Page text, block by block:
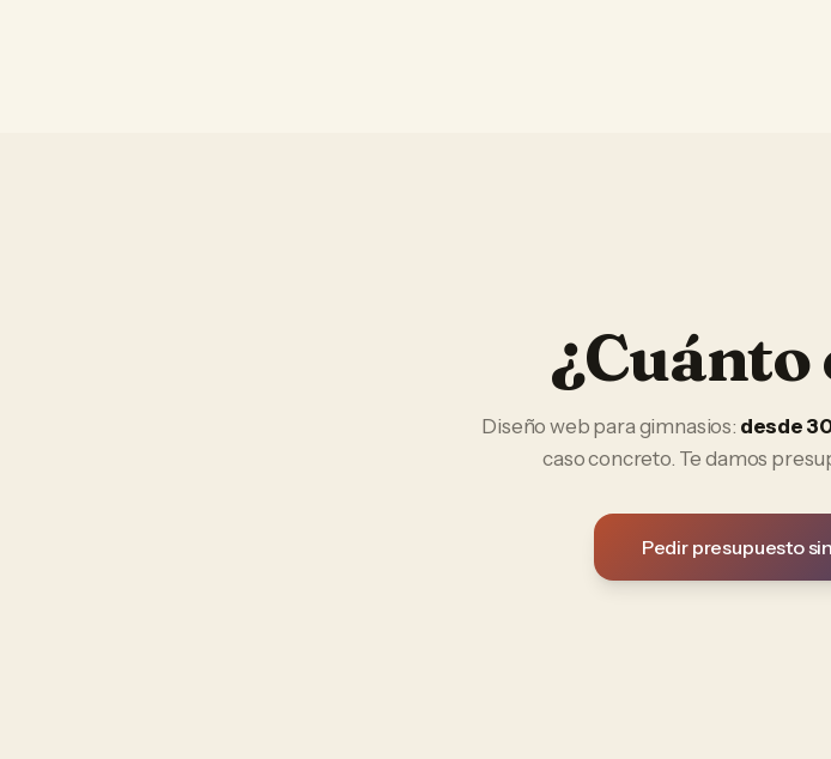
¿Cuánto
Diseño web paragimnasios: desde
caso concreto. Te damos
Pedir presupuesto